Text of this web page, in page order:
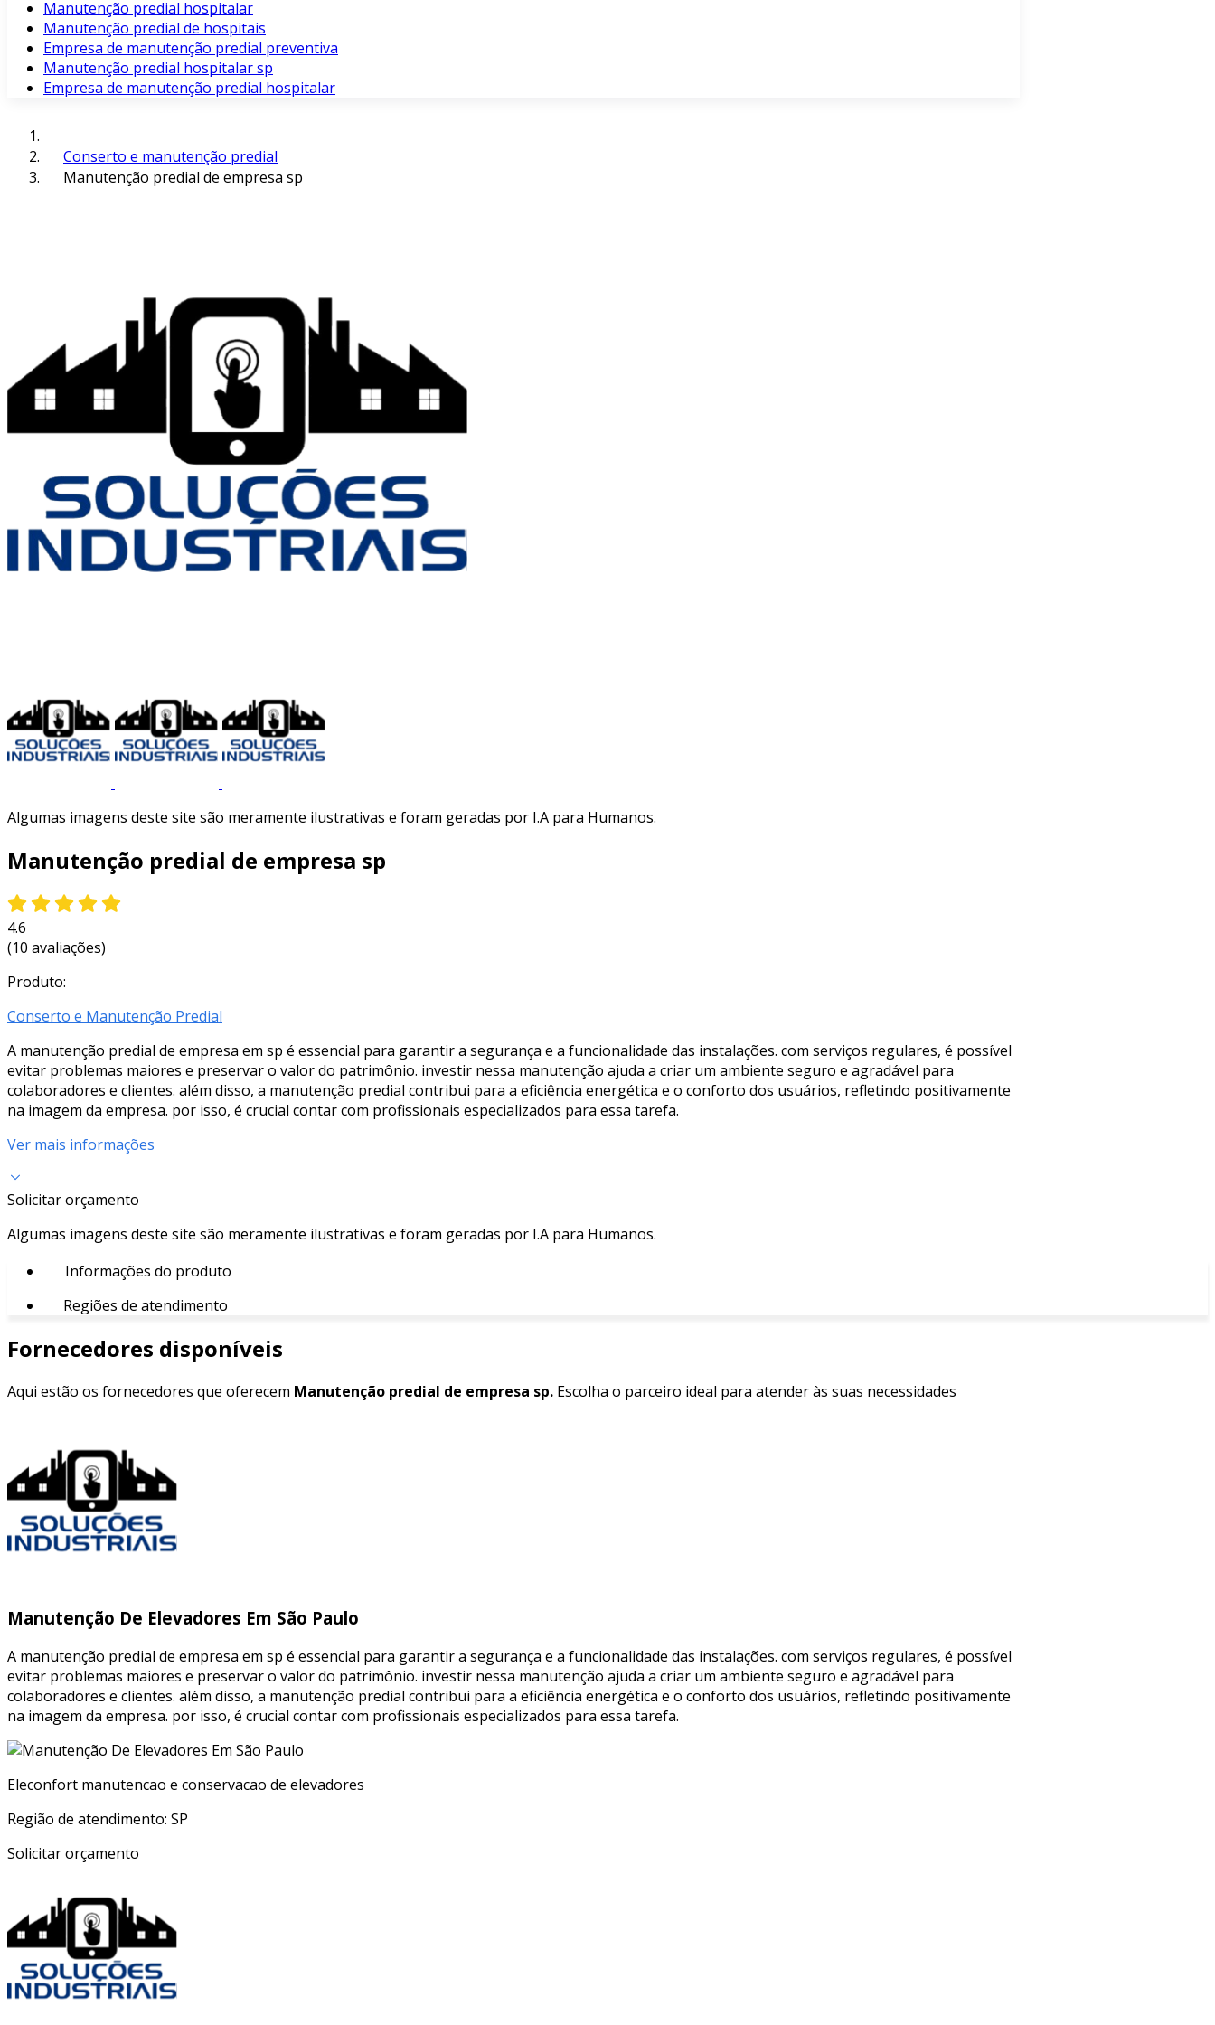
Manutenção predial hospitalar
Manutenção predial de hospitais
Empresa de manutenção predial preventiva
Manutenção predial hospitalar sp
Empresa de manutenção predial hospitalar
Conserto e manutenção predial
Manutenção predial de empresa sp
Algumas imagens deste site são meramente ilustrativas e foram geradas por I.A para Humanos.
Manutenção predial de empresa sp
4.6
(10 avaliações)
Produto:
Conserto e Manutenção Predial
A manutenção predial de empresa em sp é essencial para garantir a segurança e a funcionalidade das instalações. com serviços regulares, é possível
evitar problemas maiores e preservar o valor do patrimônio. investir nessa manutenção ajuda a criar um ambiente seguro e agradável para
colaboradores e clientes. além disso, a manutenção predial contribui para a eficiência energética e o conforto dos usuários, refletindo positivamente
na imagem da empresa. por isso, é crucial contar com profissionais especializados para essa tarefa.
Ver mais informações
Solicitar orçamento
Algumas imagens deste site são meramente ilustrativas e foram geradas por I.A para Humanos.
Informações do produto
Regiões de atendimento
Fornecedores disponíveis
Aqui estão os fornecedores que oferecem Manutenção predial de empresa sp. Escolha o parceiro ideal para atender às suas necessidades
Manutenção De Elevadores Em São Paulo
A manutenção predial de empresa em sp é essencial para garantir a segurança e a funcionalidade das instalações. com serviços regulares, é possível
evitar problemas maiores e preservar o valor do patrimônio. investir nessa manutenção ajuda a criar um ambiente seguro e agradável para
colaboradores e clientes. além disso, a manutenção predial contribui para a eficiência energética e o conforto dos usuários, refletindo positivamente
na imagem da empresa. por isso, é crucial contar com profissionais especializados para essa tarefa.
Eleconfort manutencao e conservacao de elevadores
Região de atendimento: SP
Solicitar orçamento